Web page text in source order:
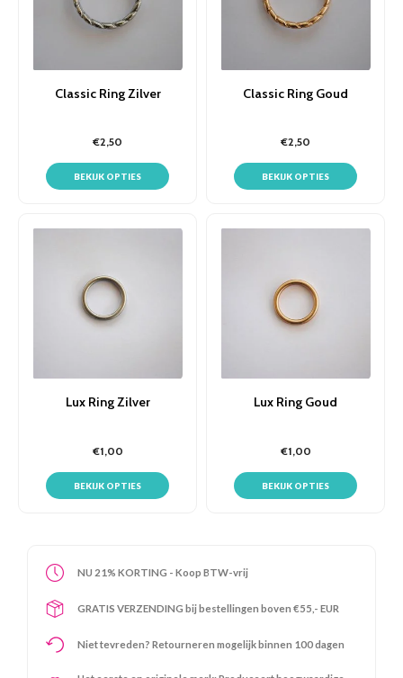
Classic Ring Zilver
€2,50
BEKIJK OPTIES
Classic Ring Goud
€2,50
BEKIJK OPTIES
Lux Ring Zilver
€1,00
BEKIJK OPTIES
Lux Ring Goud
€1,00
BEKIJK OPTIES
NU 21% KORTING - Koop BTW-vrij
GRATIS VERZENDING bij bestellingen boven €55,- EUR
Niet tevreden? Retourneren mogelijk binnen 100 dagen